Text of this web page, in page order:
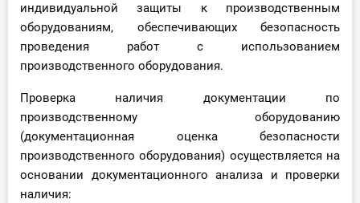
индивидуальной защиты к производственным
оборудованиям, обеспечивающих безопасность
проведения работ с использованием
производственного оборудования.
Проверка наличия документации по
производственному оборудованию
(документационная оценка безопасности
производственного оборудования) осуществляется на
основании документационного анализа и проверки
наличия: